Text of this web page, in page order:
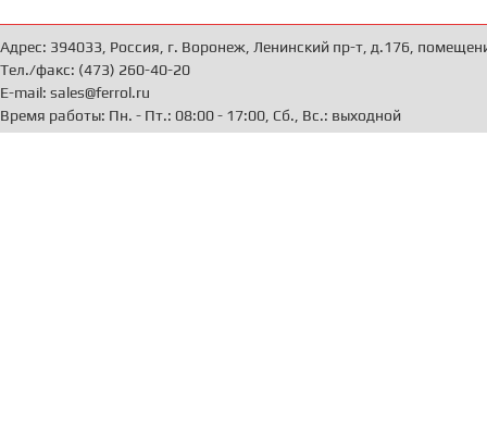
Адрес: 394033, Россия, г. Воронеж, Ленинский пр-т, д.176,
Тел./факс: (473) 260-40-20
E-mail: sales@ferrol.ru
Время работы: Пн. - Пт.: 08:00 - 17:00, Сб., Вс.: выходной